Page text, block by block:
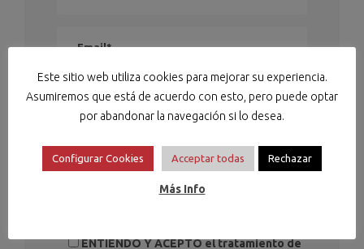
ENTIENDO Y ACEPTO el tratamiento de
Este sitio web utiliza cookies para mejorar su experiencia.
Asumiremos que está de acuerdo con esto, pero puede optar
por abandonar la navegación si lo desea.
Configurar Cookies Acceptar todas Rechazar
Más Info